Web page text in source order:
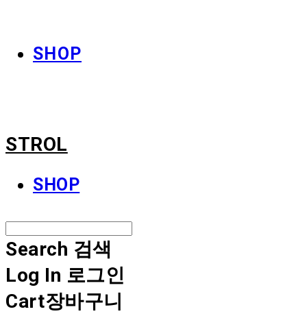
SHOP
STROL
SHOP
Search 검색
Log In 로그인
Cart장바구니